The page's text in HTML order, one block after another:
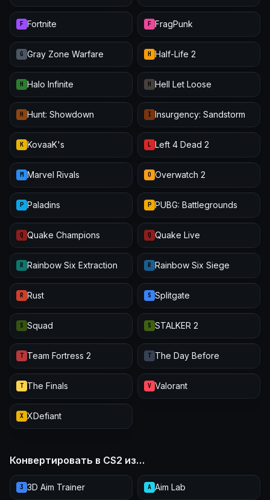
F Fortnite F FragPunk
G Gray Zone Warfare H Half-Life 2
H Halo Infinite H Hell Let Loose
H Hunt: Showdown I Insurgency: Sandstorm
K KovaaK's L Left 4 Dead 2
M Marvel Rivals O Overwatch 2
P Paladins P PUBG: Battlegrounds
Q Quake Champions Q Quake Live
R Rainbow Six Extraction R Rainbow Six Siege
R Rust S Splitgate
S Squad S STALKER 2
T Team Fortress 2 T The Day Before
T The Finals V Valorant
X XDefiant
Конвертировать в CS2 из…
3 3D Aim Trainer A Aim Lab